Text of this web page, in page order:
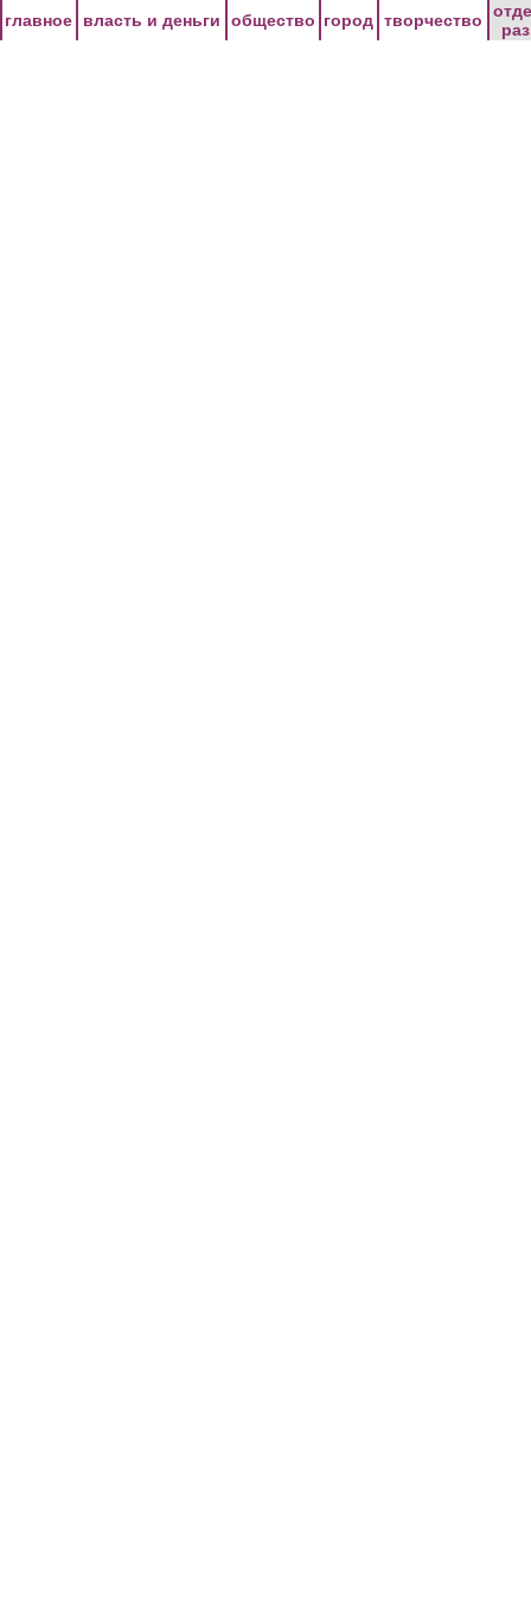
главное власть и деньги общество город творчество